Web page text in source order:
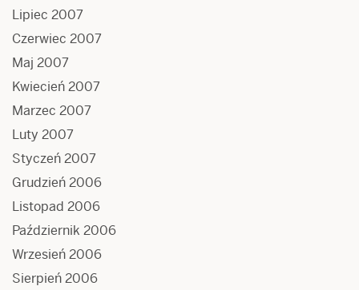
Lipiec 2007
Czerwiec 2007
Maj 2007
Kwiecień 2007
Marzec 2007
Luty 2007
Styczeń 2007
Grudzień 2006
Listopad 2006
Październik 2006
Wrzesień 2006
Sierpień 2006